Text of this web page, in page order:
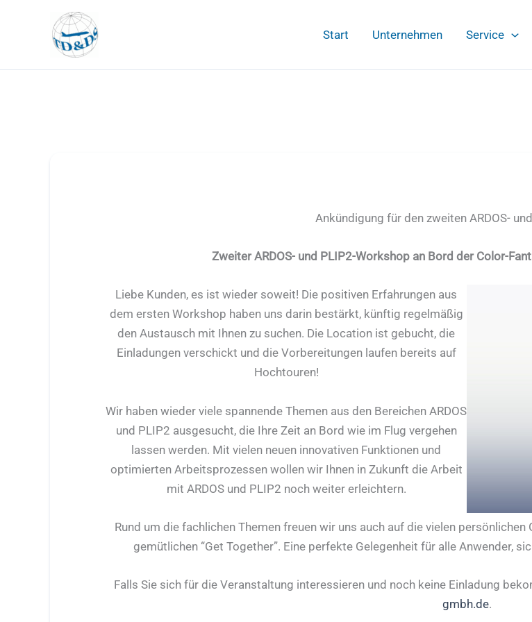
Start Unternehmen Service
Ankündigung für den zweiten ARDOS-
Zweiter ARDOS- und PLIP2-Workshop an Bord der Color-
Liebe Kunden, es ist wieder soweit! Die positiven Erfahrungen aus
dem ersten Workshop haben uns darin bestärkt, künftig regelmäßig
den Austausch mit Ihnen zu suchen. Die Location ist gebucht, die
Einladungen verschickt und die Vorbereitungen laufen bereits auf
Hochtouren!
Wir haben wieder viele spannende Themen aus den Bereichen ARDOS
und PLIP2 ausgesucht, die Ihre Zeit an Bord wie im Flug vergehen
lassen werden. Mit vielen neuen innovativen Funktionen und
optimierten Arbeitsprozessen wollen wir Ihnen in Zukunft die Arbeit
mit ARDOS und PLIP2 noch weiter erleichtern.
Rund um die fachlichen Themen freuen wir uns auch auf die vielen
gemütlichen “Get Together”. Eine perfekte Gelegenheit für alle Anwender,
Falls Sie sich für die Veranstaltung interessieren und noch keine Einladung
gmbh.de.